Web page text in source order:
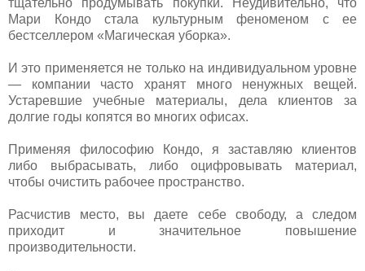
Мари Кондо стала культурным феноменом с ее
бестселлером «Магическая уборка».
И это применяется не только на индивидуальном уровне
— компании часто хранят много ненужных вещей.
Устаревшие учебные материалы, дела клиентов за
долгие годы копятся во многих офисах.
Применяя философию Кондо, я заставляю клиентов
либо выбрасывать, либо оцифровывать материал,
чтобы очистить рабочее пространство.
Расчистив место, вы даете себе свободу, а следом
приходит и значительное повышение
производительности.